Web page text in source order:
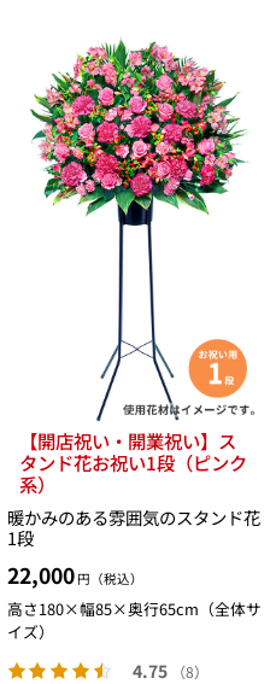
【開店祝い・開業祝い】ス
タンド花お祝い1段（ピンク
系）
暖かみのある雰囲気のスタンド花
1段
22,000 円（税込）
高さ180×幅85×奥行65cm（全体サ
イズ）
4.75 （8）